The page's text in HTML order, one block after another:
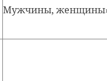
Мужчины,